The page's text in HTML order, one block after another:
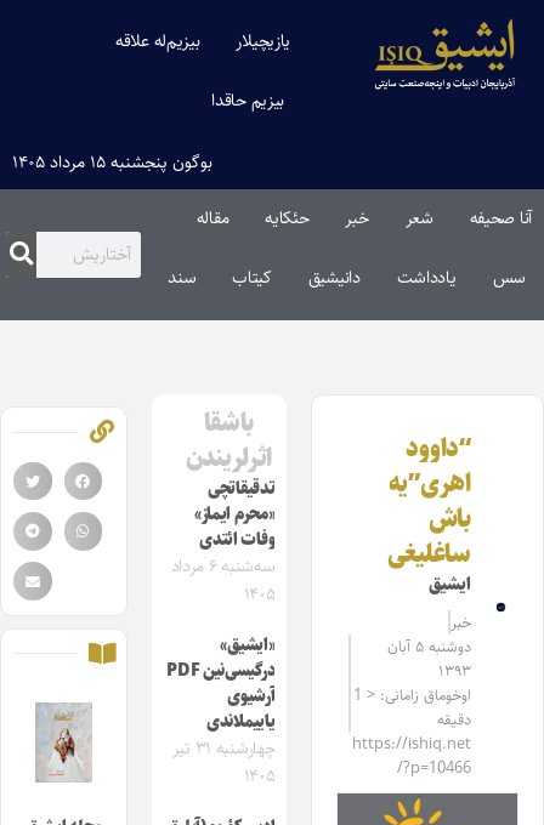
یازیچیلار بیزیم‌له علاقه
بیزیم حاقدا
بوگون پنجشنبه ۱۵ مرداد ۱۴۰۵
آنا صحیفه شعر خبر حئکایه مقاله‌
سس یادداشت دانیشیق کیتاب سند
“داوود
اهری”یه
باش
ساغلیغی
ایشیق
خبر
دوشنبه ۵ آبان
۱۳۹۳
اوخوماق زامانی: < 1
دقیقه
https://ishiq.net
/?p=10466
باشقا
اثرلریندن
تدقیقاتچی
«محرم ایماز»
وفات ائتدی
سه‌شنبه ۶ مرداد
۱۴۰۵
«ایشیق»
درگیسی‌نین PDF
آرشیوی
یاییملاندی
چهارشنبه ۳۱ تیر
۱۴۰۵